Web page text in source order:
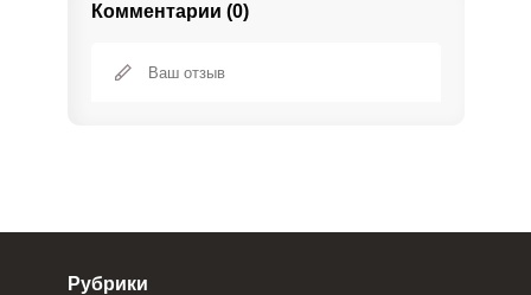
Комментарии (0)
Рубрики